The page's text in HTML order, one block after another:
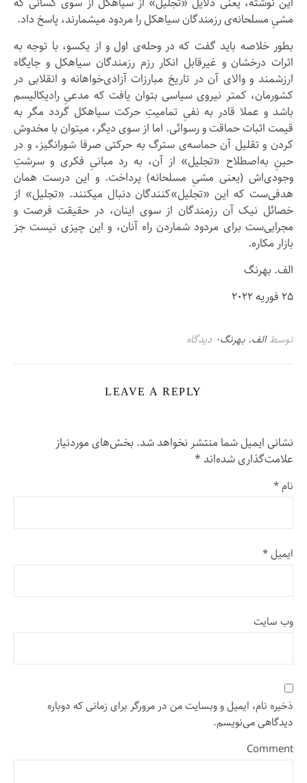
مشیِ مسلحانه‌ی رزمندگان سیاهکل را مردود میشمارند، پاسخ داد.
بطور خلاصه باید گفت که در وحله‌ی اول و از یکسو، با توجه به
اثرات درخشان و غیرقابل انکار رزم رزمندگان سیاهکل و جایگاه
ارزشمند و والای آن در تاریخ مبارزات آزادی‌خواهانه و انقلابی در
کشورمان، کمتر نیروی سیاسی بتوان یافت که مدعیِ رادیکالیسم
باشد و عملا قادر به نفیِ تمامیتِ حرکت سیاهکل گردد مگر به
قیمت اثبات حماقت و رسوائی. اما از سوی دیگر، میتوان با مخدوش
کردن و تقلیل آن حماسه‌ی سترگ به حرکتی صرفا شورانگیز، و در
حینِ به‌اصطلاح «تجلیل» از آن، به رد مبانیِ فکری و سرشتِ
وجودی‌اش (یعنی مشیِ مسلحانه) پرداخت. و این درست همان
هدفی‌ست که این «تجلیل»کنندگان دنبال میکنند. «تجلیل» از
خصائل نیک آن رزمندگان از سوی اینان، در حقیقت فرصت و
مجرایی‌ست برای مردود شماردن راه آنان، و این چیزی نیست جز
بازار مکاره.
الف. بهرنگ
۲۵ فوريه ۲۰۲۲
توسطالف. بهرنگ۰ دیدگاه
LEAVE A REPLY
نشانی ایمیل شما منتشر نخواهد شد. بخش‌های موردنیاز
علامت‌گذاری شده‌اند *
نام*
ایمیل*
وب‌ سایت
ذخیره نام، ایمیل و وبسایت من در مرورگر برای زمانی که دوباره
دیدگاهی می‌نویسم.
Comment